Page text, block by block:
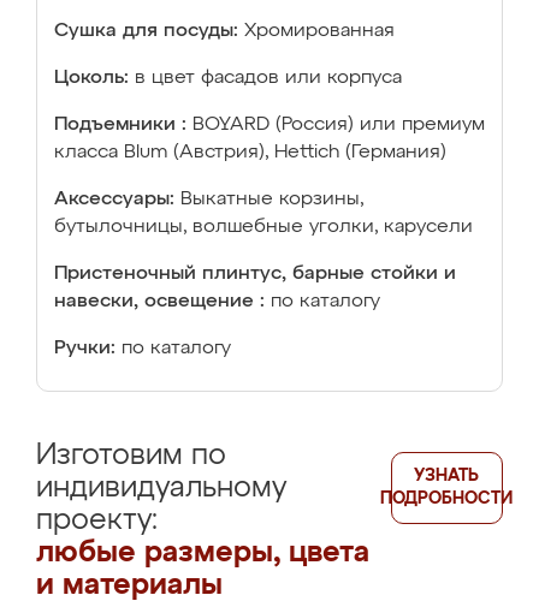
Сушка для посуды: Хромированная
Цоколь: в цвет фасадов или корпуса
Подъемники : BOYARD (Россия) или премиум
класса Blum (Австрия), Hettich (Германия)
Аксессуары: Выкатные корзины,
бутылочницы, волшебные уголки, карусели
Пристеночный плинтус, барные стойки и
навески, освещение : по каталогу
Ручки: по каталогу
Изготовим по
индивидуальному
проекту:
любые размеры, цвета
и материалы
УЗНАТЬ
ПОДРОБНОСТИ